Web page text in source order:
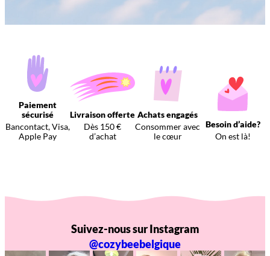
Paiement
sécurisé
Bancontact, Visa,
Apple Pay
Livraison offerte
Dès 150 €
d’achat
Achats engagés
Consommer avec
le cœur
Besoin d’aide?
On est là!
Suivez-nous sur Instagram
@cozybeebelgique